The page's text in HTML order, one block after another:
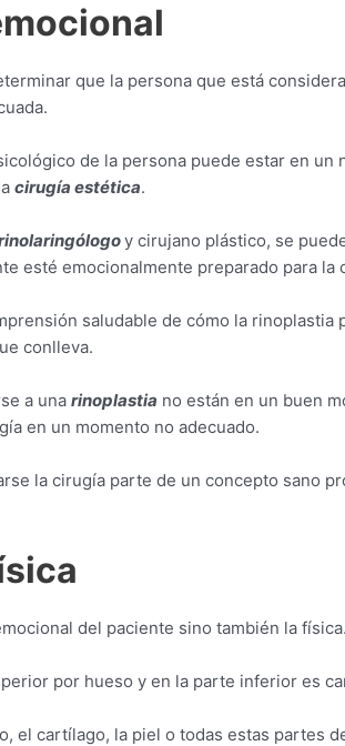
que la persona que está
de la persona puede estar en un
cirugía estética.
y cirujano plástico, se
esté emocionalmente preparado para la
saludable de cómo la rinoplastia
conlleva.
a una rinoplastia no están en un buen
en un momento no adecuado.
la cirugía parte de un concepto sano
del paciente sino también la física.
por hueso y en la parte inferior es
el cartílago, la piel o todas estas partes